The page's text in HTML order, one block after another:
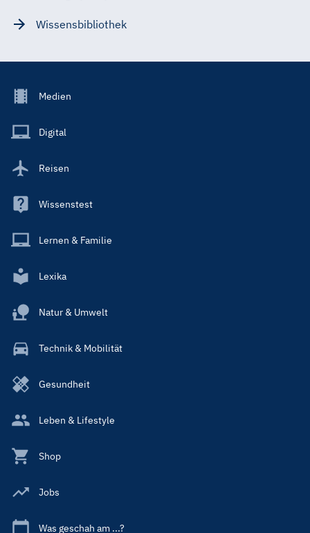
Wissensbibliothek
Footer
Main
Medien
Digital
Reisen
Wissenstest
Lernen & Familie
Lexika
Natur & Umwelt
Technik & Mobilität
Gesundheit
Leben & Lifestyle
Shop
Jobs
Was geschah am ...?